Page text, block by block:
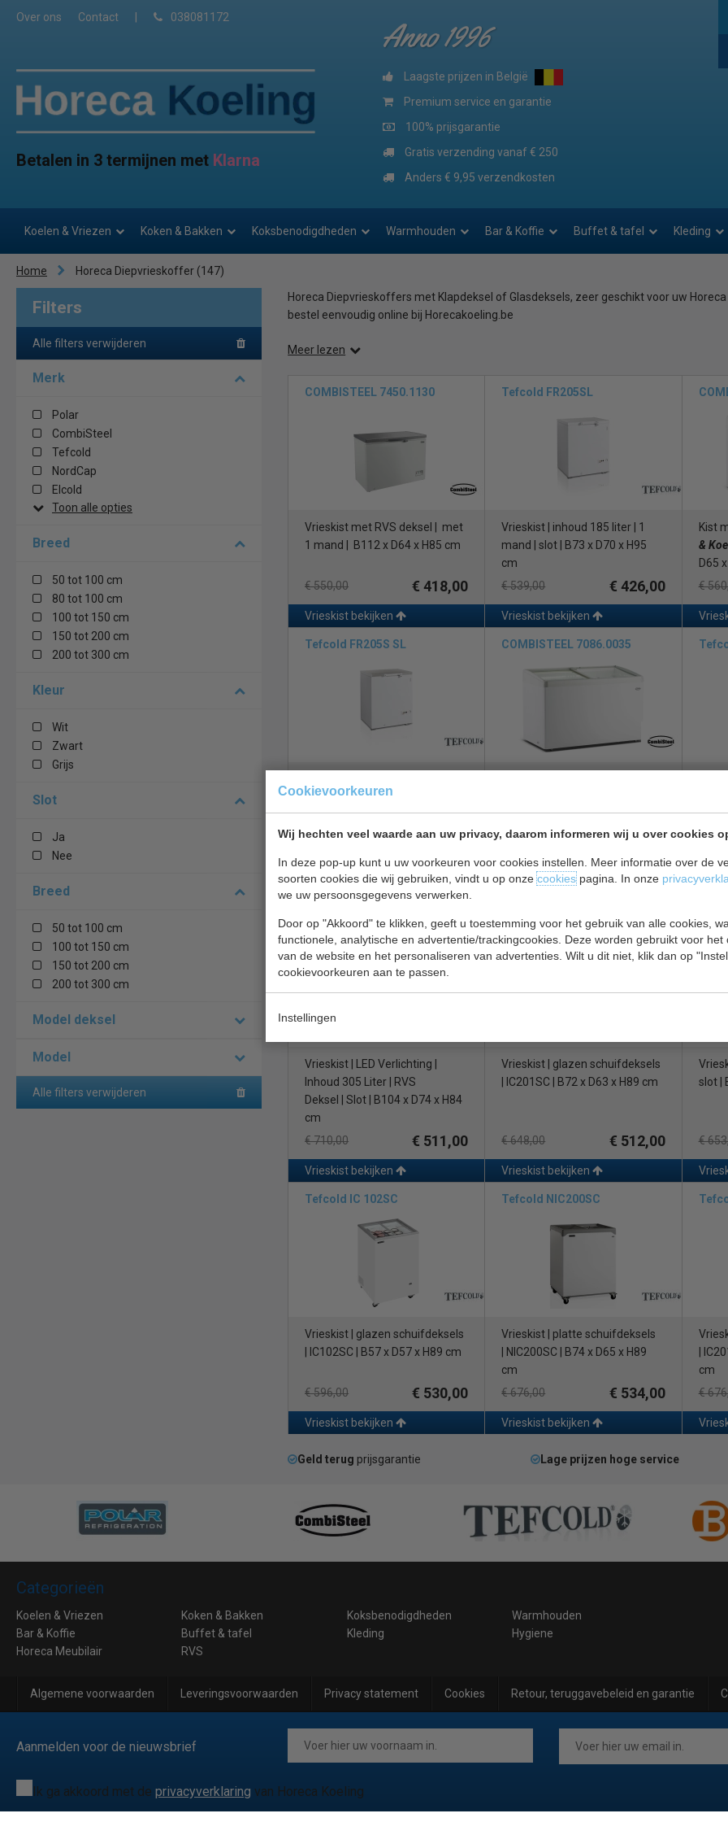
Cookievoorkeuren
Wij hechten veel waarde aan uw privacy, daarom informeren wij u over cookies
In deze pop-up kunt u uw voorkeuren voor cookies instellen. Meer informatie over de
soorten cookies die wij gebruiken, vindt u op onzecookiespagina. In onze
we uw persoonsgegevens verwerken.
Door op "Akkoord" te klikken, geeft u toestemming voor het gebruik van alle cookies,
functionele, analytische en advertentie/trackingcookies. Deze worden gebruikt voor het
van de website en het personaliseren van advertenties. Wilt u dit niet, klik dan op
cookievoorkeuren aan te passen.
Instellingen
Over ons Contact 038081172
Betalen in 3 termijnen met Klarna
Anno 1996
Laagste prijzen in België
Premium service en garantie
100% prijsgarantie
Gratis verzending vanaf € 250
Anders € 9,95 verzendkosten
Koelen & Vriezen Koken & Bakken Koksbenodigdheden Warmhouden Bar & Koffie Buffet & tafel Kleding
Home Horeca Diepvrieskoffer (147)
Filters
Alle filters verwijderen
Merk
Polar
CombiSteel
Tefcold
NordCap
Elcold
Toon alle opties
Breed
50 tot 100 cm
80 tot 100 cm
100 tot 150 cm
150 tot 200 cm
200 tot 300 cm
Kleur
Wit
Zwart
Grijs
Slot
Ja
Nee
Breed
50 tot 100 cm
100 tot 150 cm
150 tot 200 cm
200 tot 300 cm
Model deksel
Model
Alle filters verwijderen
Horeca Diepvrieskoffers met Klapdeksel of Glasdeksels, zeer geschikt voor uw
bestel eenvoudig online bij Horecakoeling.be
Meer lezen
COMBISTEEL 7450.1130
Vrieskist met RVS deksel | met
1 mand | B112 x D64 x H85 cm
€ 550,00 € 418,00
Vrieskist bekijken
Tefcold FR205SL
Vrieskist | inhoud 185 liter | 1
mand | slot | B73 x D70 x H95
cm
€ 539,00
€ 426,00
Vrieskist bekijken
Kist
&
D65
€
Tefcold FR205S SL
slot | B73 x D70 x H95 cm
€ 565,00 € 446,00
Vrieskist bekijken
COMBISTEEL 7086.0035
€ 595,00 € 452,00
Vrieskist bekijken
liter
H95
€
Combisteel 7151.1105
Vrieskist | LED Verlichting |
Inhoud 305 Liter | RVS
Deksel | Slot | B104 x D74 x H84
cm
€ 710,00
€ 511,00
Vrieskist bekijken
Vrieskist | glazen schuifdeksels
| IC201SC | B72 x D63 x H89 cm
€ 648,00 € 512,00
Vrieskist bekijken
slot |
€
Tefcold IC 102SC
Vrieskist | glazen schuifdeksels
| IC102SC | B57 x D57 x H89 cm
€ 596,00 € 530,00
Vrieskist bekijken
Tefcold NIC200SC
Vrieskist | platte schuifdeksels
| NIC200SC | B74 x D65 x H89
cm
€ 676,00
€ 534,00
Vrieskist bekijken
|
cm
€
Geld terug prijsgarantie Lage prijzen hoge service
Categorieën
Koelen & Vriezen Koken & Bakken Koksbenodigdheden
Warmhouden
Bar & Koffie
Buffet & tafel Kleding
Hygiene
Horeca Meubilair
RVS
Algemene voorwaarden Leveringsvoorwaarden Privacy statement Cookies Retour, teruggavebeleid en garantie
Aanmelden voor de nieuwsbrief
Ik ga akkoord met de privacyverklaring van Horeca Koeling